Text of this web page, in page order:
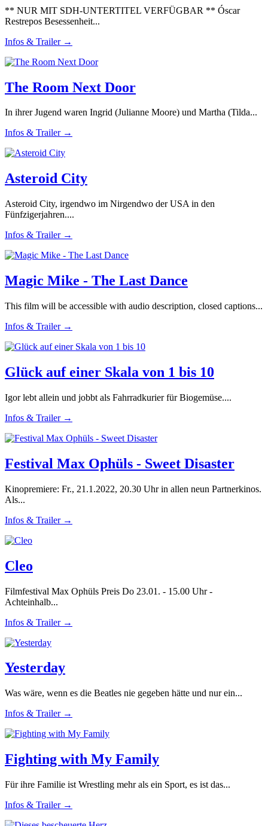
** NUR MIT SDH-UNTERTITEL VERFÜGBAR ** Óscar
Restrepos Besessenheit...
Infos & Trailer →
The Room Next Door
In ihrer Jugend waren Ingrid (Julianne Moore) und Martha (Tilda...
Infos & Trailer →
Asteroid City
Asteroid City, irgendwo im Nirgendwo der USA in den
Fünfzigerjahren....
Infos & Trailer →
Magic Mike - The Last Dance
This film will be accessible with audio description, closed captions...
Infos & Trailer →
Glück auf einer Skala von 1 bis 10
Igor lebt allein und jobbt als Fahrradkurier für Biogemüse....
Infos & Trailer →
Festival Max Ophüls - Sweet Disaster
Kinopremiere: Fr., 21.1.2022, 20.30 Uhr in allen neun Partnerkinos.
Als...
Infos & Trailer →
Cleo
Filmfestival Max Ophüls Preis Do 23.01. - 15.00 Uhr -
Achteinhalb...
Infos & Trailer →
Yesterday
Was wäre, wenn es die Beatles nie gegeben hätte und nur ein...
Infos & Trailer →
Fighting with My Family
Für ihre Familie ist Wrestling mehr als ein Sport, es ist das...
Infos & Trailer →